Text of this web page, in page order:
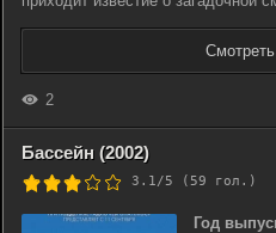
2
Бассейн (2002)
3.1/5 (59 гол.)
Год